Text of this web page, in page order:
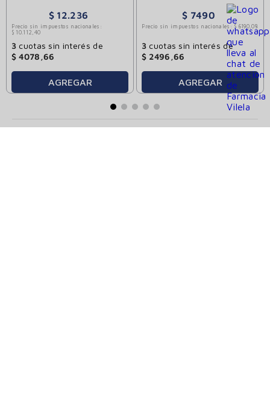
$ 12.236
Precio sin impuestos nacionales:
$ 10. 112 40
3cuotas sin interés de
$ 4078 ,66
AGREGAR
$ 7490
Precio sin impuestos nacionales: $ 6190 ,08
3cuotas sin interés de
$ 2496 ,66
AGREGAR